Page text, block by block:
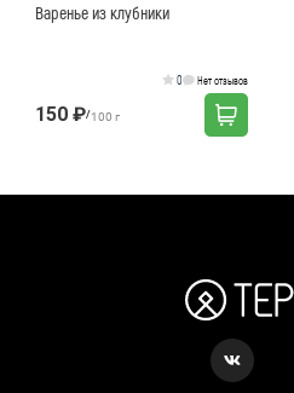
Варенье из клубники
0 Нет отзывов
150 ₽/100 г